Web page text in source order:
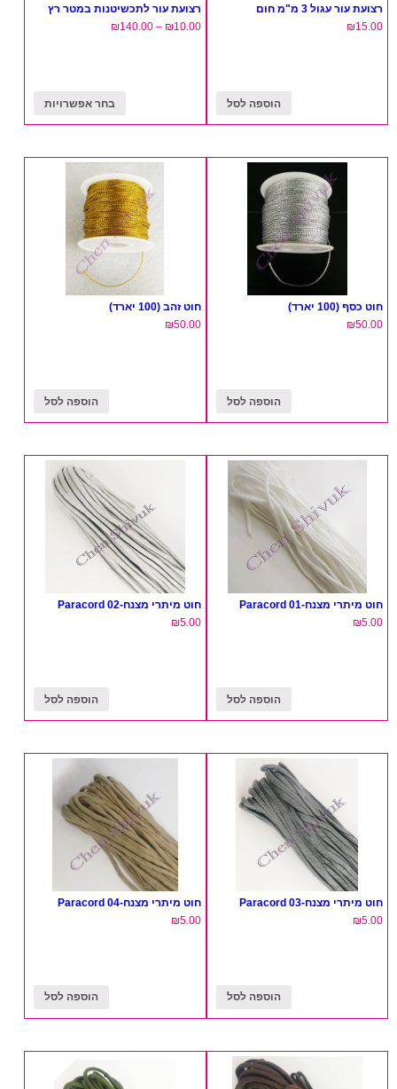
רצועת עור עגול 3 מ"מ חום
₪15.00
הוספה לסל
רצועת עור לתכשיטנות במטר רץ
₪10.00
–
₪140.00
בחר אפשרויות
חוט כסף (100 יארד)
₪50.00
הוספה לסל
חוט זהב (100 יארד)
₪50.00
הוספה לסל
חוט מיתרי מצנח-Paracord 01
₪5.00
הוספה לסל
חוט מיתרי מצנח-02 Paracord
₪5.00
הוספה לסל
חוט מיתרי מצנח-03 Paracord
₪5.00
הוספה לסל
חוט מיתרי מצנח-04 Paracord
₪5.00
הוספה לסל